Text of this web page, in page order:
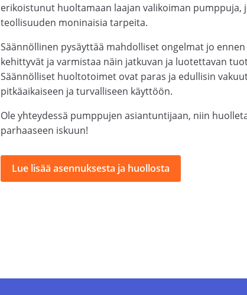
erikoistunut huoltamaan laajan valikoiman pumppuja,
teollisuuden moninaisia tarpeita.
Säännöllinen pysäyttää mahdolliset ongelmat jo
kehittyvät ja varmistaa näin jatkuvan ja luotettavan
Säännölliset huoltotoimet ovat paras ja edullisin
pitkäaikaiseen ja turvalliseen käyttöön.
Ole yhteydessä pumppujen asiantuntijaan, niin
parhaaseen iskuun!
Lue lisää asennuksesta ja huollosta